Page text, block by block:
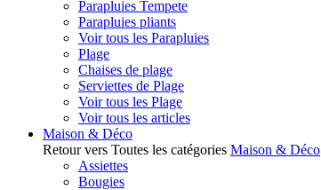
Parapluies Tempete
Parapluies pliants
Voir tous les Parapluies
Plage
Chaises de plage
Serviettes de Plage
Voir tous les Plage
Voir tous les articles
Maison & Déco
Retour vers Toutes les catégories Maison & Déco
Assiettes
Bougies